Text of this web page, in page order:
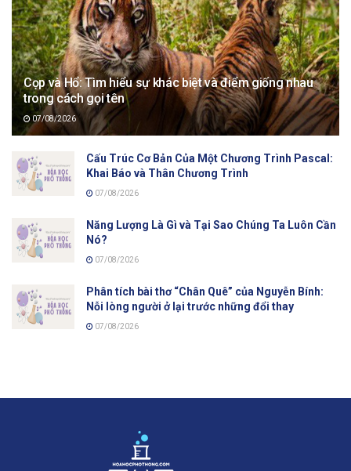
Cọp và Hổ: Tìm hiểu sự khác biệt và điểm giống nhau
trong cách gọi tên
07/08/2026
Cấu Trúc Cơ Bản Của Một Chương Trình Pascal:
Khai Báo và Thân Chương Trình
07/08/2026
Năng Lượng Là Gì và Tại Sao Chúng Ta Luôn Cần
Nó?
07/08/2026
Phân tích bài thơ “Chân Quê” của Nguyễn Bính:
Nỗi lòng người ở lại trước những đổi thay
07/08/2026